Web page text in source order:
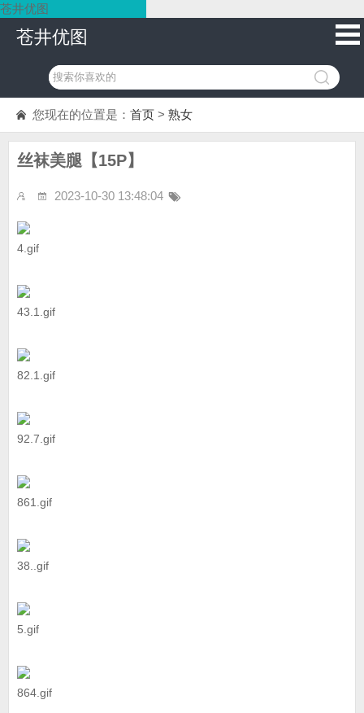
苍井优图
苍井优图
您现在的位置是： 首页 > 熟女
丝袜美腿【15P】
2023-10-30 13:48:04
4.gif
43.1.gif
82.1.gif
92.7.gif
861.gif
38..gif
5.gif
864.gif